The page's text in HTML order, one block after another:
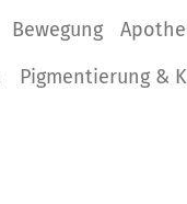
Bewegung
Pigmentierung &